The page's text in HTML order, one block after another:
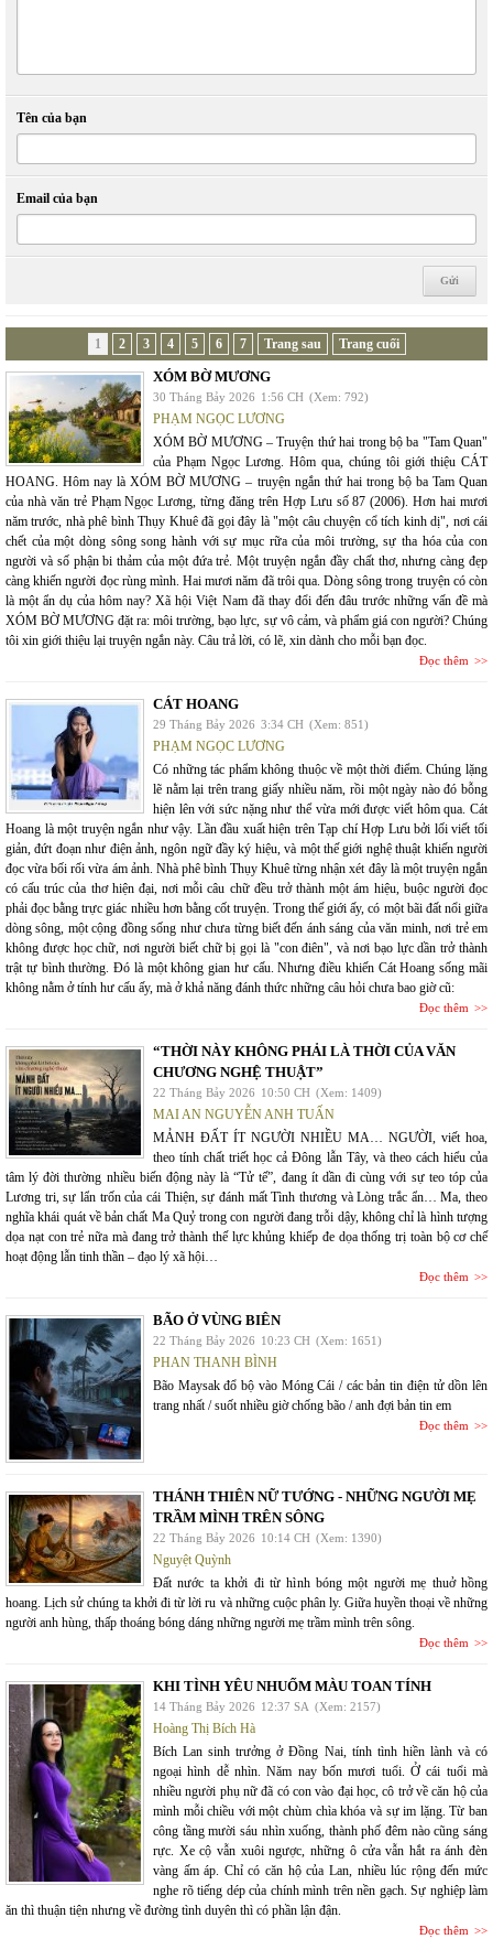
Tên của bạn
Email của bạn
1 2 3 4 5 6 7 Trang sau Trang cuối
XÓM BỜ MƯƠNG
30 Tháng Bảy 2026 1:56 CH (Xem: 792)
PHẠM NGỌC LƯƠNG
XÓM BỜ MƯƠNG – Truyện thứ hai trong bộ ba "Tam Quan"
của Phạm Ngọc Lương. Hôm qua, chúng tôi giới thiệu CÁT
HOANG. Hôm nay là XÓM BỜ MƯƠNG – truyện ngắn thứ hai trong bộ ba Tam Quan
của nhà văn trẻ Phạm Ngọc Lương, từng đăng trên Hợp Lưu số 87 (2006). Hơn hai mươi
năm trước, nhà phê bình Thụy Khuê đã gọi đây là "một câu chuyện cổ tích kinh dị", nơi cái
chết của một dòng sông song hành với sự mục rữa của môi trường, sự tha hóa của con
người và số phận bi thảm của một đứa trẻ. Một truyện ngắn đầy chất thơ, nhưng càng đẹp
càng khiến người đọc rùng mình. Hai mươi năm đã trôi qua. Dòng sông trong truyện có còn
là một ẩn dụ của hôm nay? Xã hội Việt Nam đã thay đổi đến đâu trước những vấn đề mà
XÓM BỜ MƯƠNG đặt ra: môi trường, bạo lực, sự vô cảm, và phẩm giá con người? Chúng
tôi xin giới thiệu lại truyện ngắn này. Câu trả lời, có lẽ, xin dành cho mỗi bạn đọc.
Đọc thêm
CÁT HOANG
29 Tháng Bảy 2026 3:34 CH (Xem: 851)
PHẠM NGỌC LƯƠNG
Có những tác phẩm không thuộc về một thời điểm. Chúng lặng
lẽ nằm lại trên trang giấy nhiều năm, rồi một ngày nào đó bỗng
hiện lên với sức nặng như thể vừa mới được viết hôm qua. Cát
Hoang là một truyện ngắn như vậy. Lần đầu xuất hiện trên Tạp chí Hợp Lưu bởi lối viết tối
giản, đứt đoạn như điện ảnh, ngôn ngữ đầy ký hiệu, và một thế giới nghệ thuật khiến người
đọc vừa bối rối vừa ám ảnh. Nhà phê bình Thụy Khuê từng nhận xét đây là một truyện ngắn
có cấu trúc của thơ hiện đại, nơi mỗi câu chữ đều trở thành một ám hiệu, buộc người đọc
phải đọc bằng trực giác nhiều hơn bằng cốt truyện. Trong thế giới ấy, có một bãi đất nổi giữa
dòng sông, một cộng đồng sống như chưa từng biết đến ánh sáng của văn minh, nơi trẻ em
không được học chữ, nơi người biết chữ bị gọi là "con điên", và nơi bạo lực dần trở thành
trật tự bình thường. Đó là một không gian hư cấu. Nhưng điều khiến Cát Hoang sống mãi
không nằm ở tính hư cấu ấy, mà ở khả năng đánh thức những câu hỏi chưa bao giờ cũ:
Đọc thêm
“THỜI NÀY KHÔNG PHẢI LÀ THỜI CỦA VĂN
CHƯƠNG NGHỆ THUẬT”
22 Tháng Bảy 2026 10:50 CH (Xem: 1409)
MAI AN NGUYỄN ANH TUẤN
MẢNH ĐẤT ÍT NGƯỜI NHIỀU MA… NGƯỜI, viết hoa,
theo tính chất triết học cả Đông lẫn Tây, và theo cách hiểu của
tâm lý đời thường nhiều biến động này là “Tử tế”, đang ít dần đi cùng với sự teo tóp của
Lương tri, sự lẩn trốn của cái Thiện, sự đánh mất Tình thương và Lòng trắc ẩn… Ma, theo
nghĩa khái quát về bản chất Ma Quỷ trong con người đang trỗi dậy, không chỉ là hình tượng
dọa nạt con trẻ nữa mà đang trở thành thế lực khủng khiếp đe dọa thống trị toàn bộ cơ chế
hoạt động lẫn tinh thần – đạo lý xã hội…
Đọc thêm
BÃO Ở VÙNG BIÊN
22 Tháng Bảy 2026 10:23 CH (Xem: 1651)
PHAN THANH BÌNH
Bão Maysak đổ bộ vào Móng Cái / các bản tin điện tử dồn lên
trang nhất / suốt nhiều giờ chống bão / anh đợi bản tin em
Đọc thêm
THÁNH THIÊN NỮ TƯỚNG - NHỮNG NGƯỜI MẸ
TRẦM MÌNH TRÊN SÔNG
22 Tháng Bảy 2026 10:14 CH (Xem: 1390)
Nguyệt Quỳnh
Đất nước ta khởi đi từ hình bóng một người mẹ thuở hồng
hoang. Lịch sử chúng ta khởi đi từ lời ru và những cuộc phân ly. Giữa huyền thoại về những
người anh hùng, thấp thoáng bóng dáng những người mẹ trầm mình trên sông.
Đọc thêm
KHI TÌNH YÊU NHUỐM MÀU TOAN TÍNH
14 Tháng Bảy 2026 12:37 SA (Xem: 2157)
Hoàng Thị Bích Hà
Bích Lan sinh trưởng ở Đồng Nai, tính tình hiền lành và có
ngoại hình dễ nhìn. Năm nay bốn mươi tuổi. Ở cái tuổi mà
nhiều người phụ nữ đã có con vào đại học, cô trở về căn hộ của
mình mỗi chiều với một chùm chìa khóa và sự im lặng. Từ ban
công tầng mười sáu nhìn xuống, thành phố đêm nào cũng sáng
rực. Xe cộ vẫn xuôi ngược, những ô cửa vẫn hắt ra ánh đèn
vàng ấm áp. Chỉ có căn hộ của Lan, nhiều lúc rộng đến mức
nghe rõ tiếng dép của chính mình trên nền gạch. Sự nghiệp làm
ăn thì thuận tiện nhưng về đường tình duyên thì có phần lận đận.
Đọc thêm